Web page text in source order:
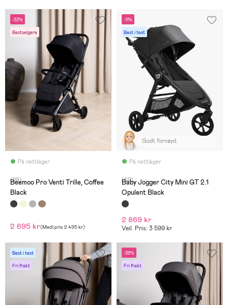
-33%
Bestselgere
På nettlager
(29)
Beemoo Pro Venti Trille, Coffee
Black
2 695 kr(Medl.pris 2 495 kr)
-11%
Best i test
På nettlager
Godt fornøyd.
(62)
Baby Jogger City Mini GT 2.1
Opulent Black
2 869 kr
Veil. Pris: 3 599 kr
Best i test
Fri frakt
-38%
Fri frakt